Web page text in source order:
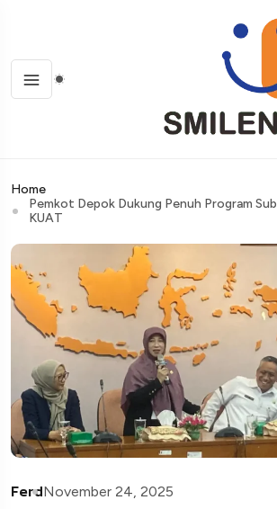
Home
Pemkot Depok Dukung Penuh Program
KUAT
FerdNovember 24, 2025